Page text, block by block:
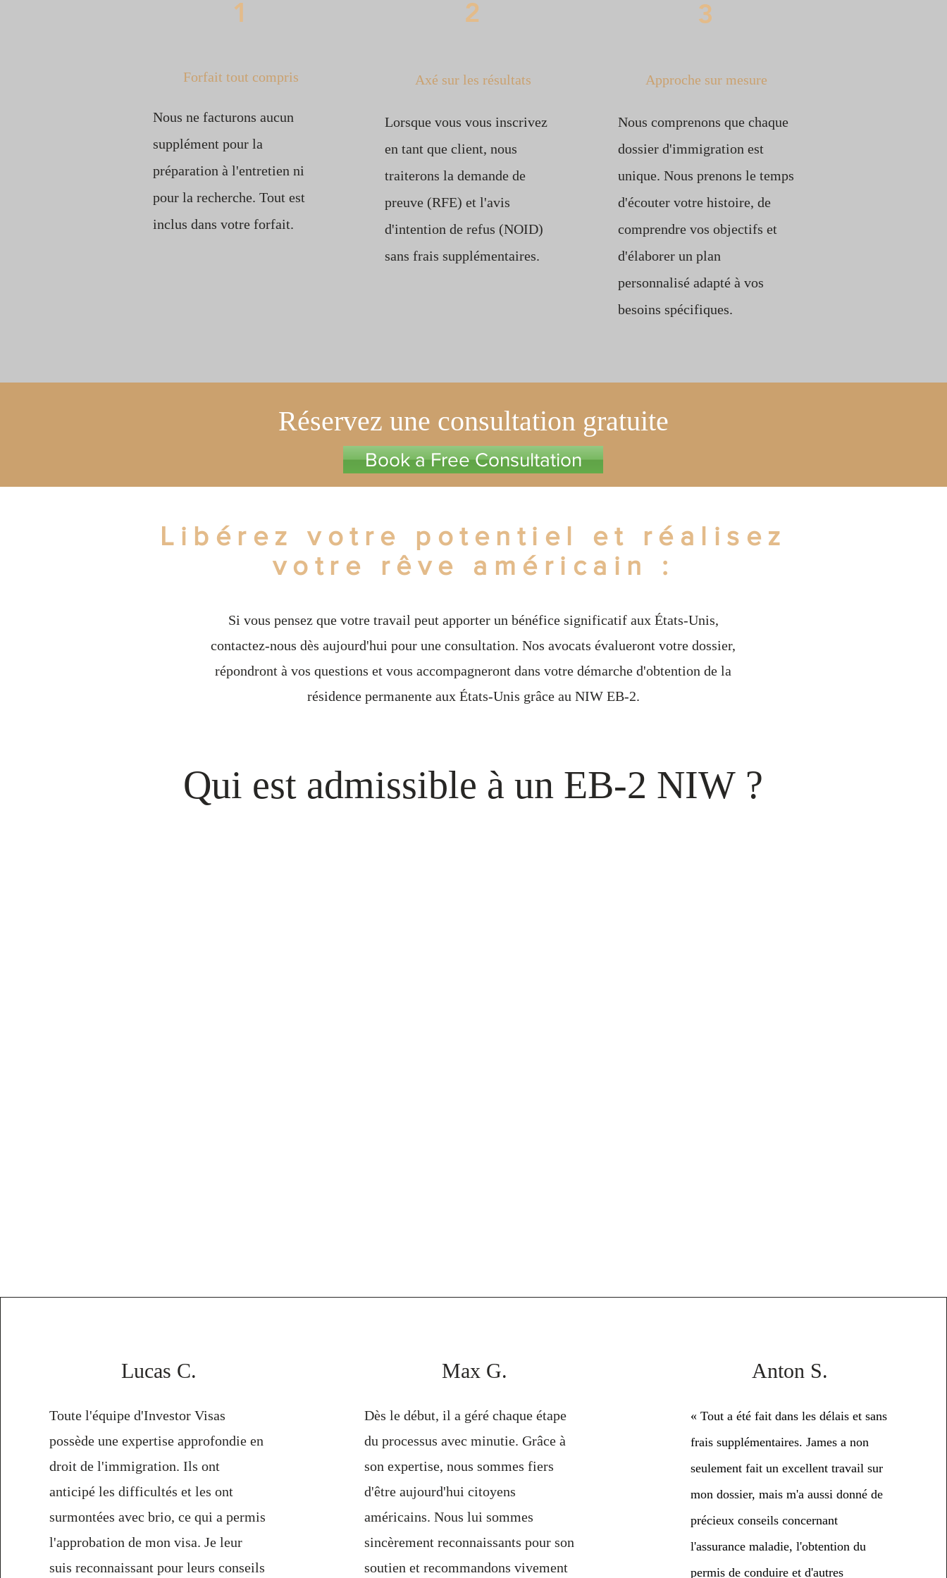
1
Forfait tout compris
Nous ne facturons aucun
supplément pour la
préparation à l'entretien ni
pour la recherche. Tout est
inclus dans votre forfait.
2
Axé sur les résultats
Lorsque vous vous inscrivez
en tant que client, nous
traiterons la demande de
preuve (RFE) et l'avis
d'intention de refus (NOID)
sans frais supplémentaires.
3
Approche sur mesure
Nous comprenons que chaque
dossier d'immigration est
unique. Nous prenons le temps
d'écouter votre histoire, de
comprendre vos objectifs et
d'élaborer un plan
personnalisé adapté à vos
besoins spécifiques.
Réservez une consultation gratuite
Book a Free Consultation
Libérez votre potentiel et réalisez
votre rêve américain :
Si vous pensez que votre travail peut apporter un bénéfice significatif aux États-Unis,
contactez-nous dès aujourd'hui pour une consultation. Nos avocats évalueront votre dossier,
répondront à vos questions et vous accompagneront dans votre démarche d'obtention de la
résidence permanente aux États-Unis grâce au NIW EB-2.
Qui est admissible à un EB-2 NIW ?
Lucas C.
Toute l'équipe d'Investor Visas
possède une expertise approfondie en
droit de l'immigration. Ils ont
anticipé les difficultés et les ont
surmontées avec brio, ce qui a permis
l'approbation de mon visa. Je leur
suis reconnaissant pour leurs conseils
Max G.
Dès le début, il a géré chaque étape
du processus avec minutie. Grâce à
son expertise, nous sommes fiers
d'être aujourd'hui citoyens
américains. Nous lui sommes
sincèrement reconnaissants pour son
soutien et recommandons vivement
Anton S.
« Tout a été fait dans les délais et sans
frais supplémentaires. James a non
seulement fait un excellent travail sur
mon dossier, mais m'a aussi donné de
précieux conseils concernant
l'assurance maladie, l'obtention du
permis de conduire et d'autres